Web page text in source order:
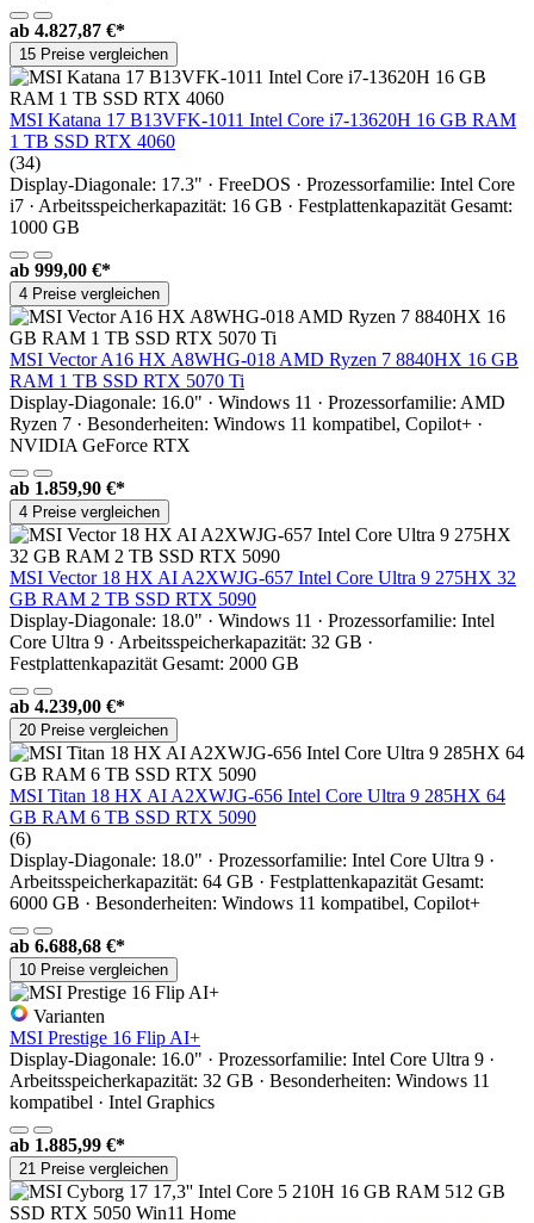
ab 4.827,87 €*
15 Preise vergleichen
MSI Katana 17 B13VFK-1011 Intel Core i7-13620H 16 GB RAM
1 TB SSD RTX 4060
(34)
Display-Diagonale: 17.3" · FreeDOS · Prozessorfamilie: Intel Core
i7 · Arbeitsspeicherkapazität: 16 GB · Festplattenkapazität Gesamt:
1000 GB
ab 999,00 €*
4 Preise vergleichen
MSI Vector A16 HX A8WHG-018 AMD Ryzen 7 8840HX 16 GB
RAM 1 TB SSD RTX 5070 Ti
Display-Diagonale: 16.0" · Windows 11 · Prozessorfamilie: AMD
Ryzen 7 · Besonderheiten: Windows 11 kompatibel, Copilot+ ·
NVIDIA GeForce RTX
ab 1.859,90 €*
4 Preise vergleichen
MSI Vector 18 HX AI A2XWJG-657 Intel Core Ultra 9 275HX 32
GB RAM 2 TB SSD RTX 5090
Display-Diagonale: 18.0" · Windows 11 · Prozessorfamilie: Intel
Core Ultra 9 · Arbeitsspeicherkapazität: 32 GB ·
Festplattenkapazität Gesamt: 2000 GB
ab 4.239,00 €*
20 Preise vergleichen
MSI Titan 18 HX AI A2XWJG-656 Intel Core Ultra 9 285HX 64
GB RAM 6 TB SSD RTX 5090
(6)
Display-Diagonale: 18.0" · Prozessorfamilie: Intel Core Ultra 9 ·
Arbeitsspeicherkapazität: 64 GB · Festplattenkapazität Gesamt:
6000 GB · Besonderheiten: Windows 11 kompatibel, Copilot+
ab 6.688,68 €*
10 Preise vergleichen
Varianten
MSI Prestige 16 Flip AI+
Display-Diagonale: 16.0" · Prozessorfamilie: Intel Core Ultra 9 ·
Arbeitsspeicherkapazität: 32 GB · Besonderheiten: Windows 11
kompatibel · Intel Graphics
ab 1.885,99 €*
21 Preise vergleichen